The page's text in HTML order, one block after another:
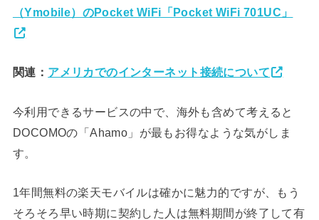
（Ymobile）のPocket WiFi「Pocket WiFi 701UC」
関連： アメリカでのインターネット接続について
今利用できるサービスの中で、海外も含めて考えると
DOCOMOの「Ahamo」が最もお得なような気がしま
す。
1年間無料の楽天モバイルは確かに魅力的ですが、もう
そろそろ早い時期に契約した人は無料期間が終了して有